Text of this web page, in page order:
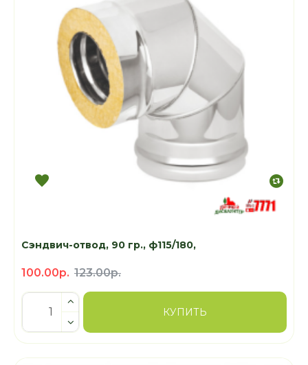
Сэндвич-отвод, 90 гр., ф115/180,
100.00р. 123.00р.
КУПИТЬ